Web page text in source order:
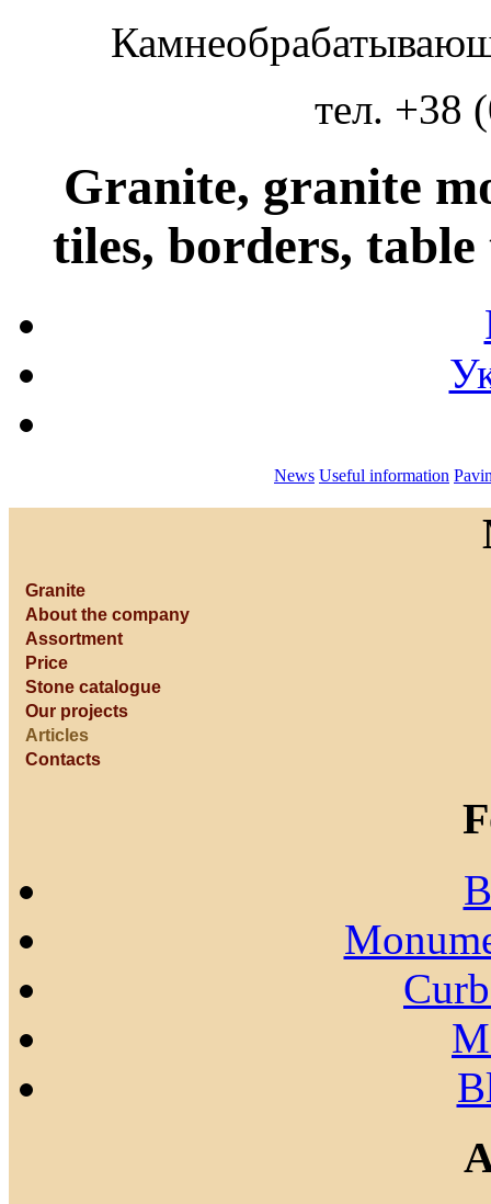
тел. +38
Granite, granite
tiles, borders, table
News Useful information
Granite
About the company
Assortment
Price
Stone catalogue
Our projects
Articles
Contacts